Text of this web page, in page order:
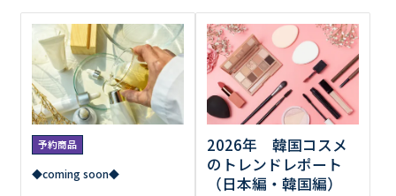
カテゴリで選ぶ
調査の種類で選ぶ
予約商品
◆coming soon◆
2026年 韓国コスメ
のトレンドレポート
（日本編・韓国編）